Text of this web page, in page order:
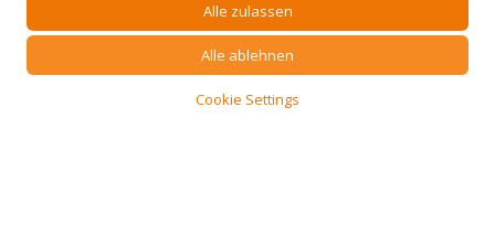
Stets für Sie erreichbar.
DatenschutzImpressum
Cookie Settings
Alle ablehnen
Alle zulassen